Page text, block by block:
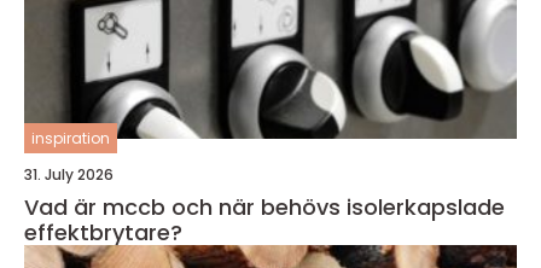
inspiration
31. July 2026
Vad är mccb och när behövs isolerkapslade
effektbrytare?